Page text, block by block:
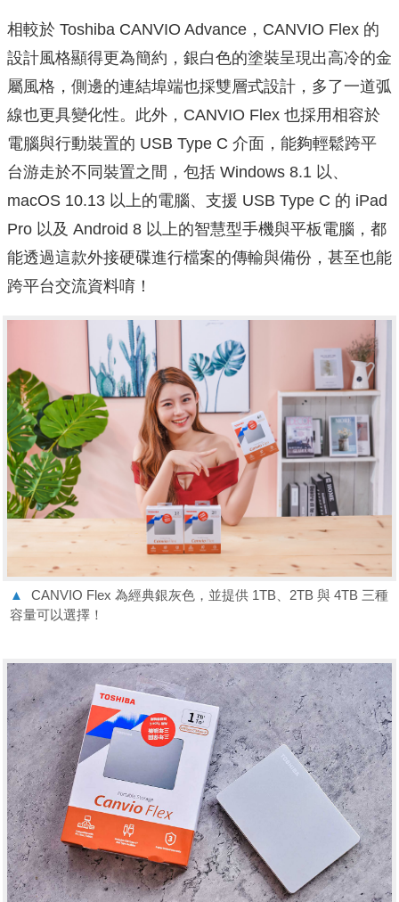
相較於 Toshiba CANVIO Advance，CANVIO Flex 的
設計風格顯得更為簡約，銀白色的塗裝呈現出高冷的金
屬風格，側邊的連結埠端也採雙層式設計，多了一道弧
線也更具變化性。此外，CANVIO Flex 也採用相容於
電腦與行動裝置的 USB Type C 介面，能夠輕鬆跨平
台游走於不同裝置之間，包括 Windows 8.1 以、
macOS 10.13 以上的電腦、支援 USB Type C 的 iPad
Pro 以及 Android 8 以上的智慧型手機與平板電腦，都
能透過這款外接硬碟進行檔案的傳輸與備份，甚至也能
跨平台交流資料唷！
▲
CANVIO Flex 為經典銀灰色，並提供 1TB、2TB 與 4TB 三種
容量可以選擇！